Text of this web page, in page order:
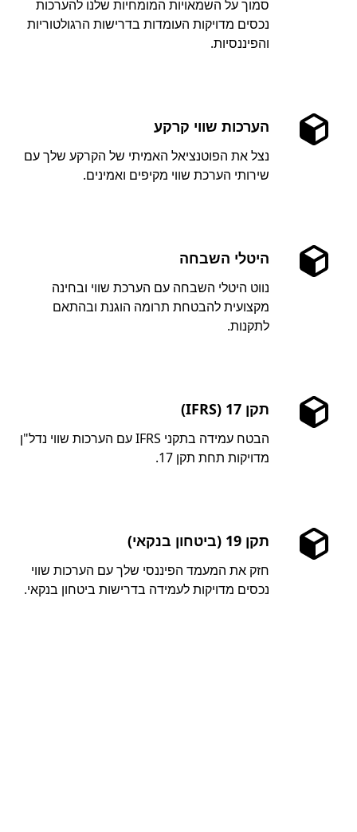
סמוך על השמאויות המומחיות שלנו להערכות
נכסים מדויקות העומדות בדרישות הרגולטוריות
והפיננסיות.
הערכות שווי קרקע
נצל את הפוטנציאל האמיתי של הקרקע שלך עם
שירותי הערכת שווי מקיפים ואמינים.
היטלי השבחה
נווט היטלי השבחה עם הערכת שווי ובחינה
מקצועית להבטחת תרומה הוגנת ובהתאם
לתקנות.
תקן 17 (IFRS)
הבטח עמידה בתקני IFRS עם הערכות שווי נדל"ן
מדויקות תחת תקן 17.
תקן 19 (ביטחון בנקאי)
חזק את המעמד הפיננסי שלך עם הערכות שווי
נכסים מדויקות לעמידה בדרישות ביטחון בנקאי.